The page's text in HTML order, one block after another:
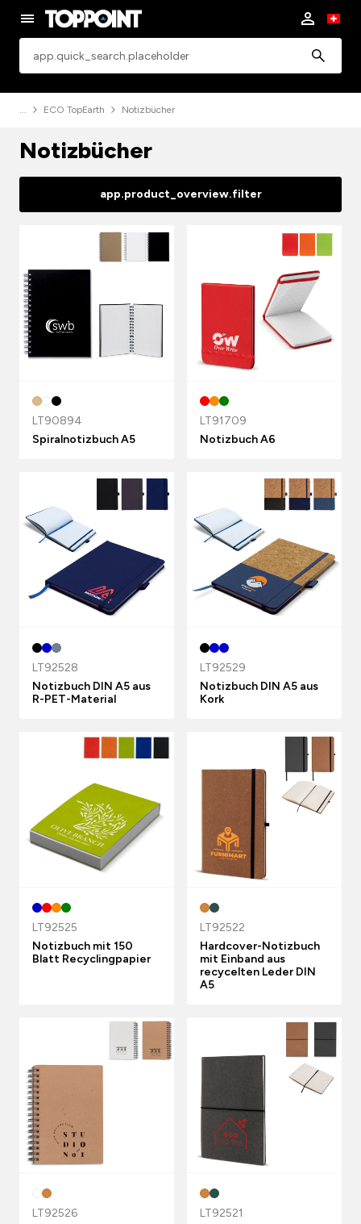
ECO TopEarth Notizbücher
Notizbücher
app.product_overview.filter
LT90894
Spiralnotizbuch A5
LT91709
Notizbuch A6
LT92528
Notizbuch DIN A5 aus
R-PET-Material
LT92529
Notizbuch DIN A5 aus
Kork
LT92525
Notizbuch mit 150
Blatt Recyclingpapier
LT92522
Hardcover-Notizbuch
mit Einband aus
recycelten Leder DIN
A5
LT92526
LT92521